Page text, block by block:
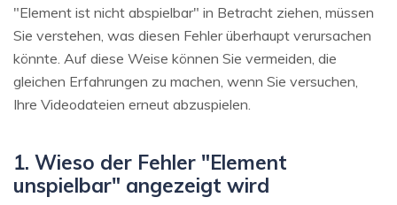
"Element ist nicht abspielbar" in Betracht ziehen, müssen
Sie verstehen, was diesen Fehler überhaupt verursachen
könnte. Auf diese Weise können Sie vermeiden, die
gleichen Erfahrungen zu machen, wenn Sie versuchen,
Ihre Videodateien erneut abzuspielen.
1. Wieso der Fehler "Element
unspielbar" angezeigt wird